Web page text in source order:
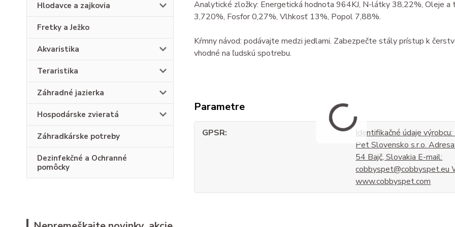
Hlodavce a zajkovia
Fretky a Ježko
Akvaristika
Teraristika
Záhradné jazierka
Hospodárske zvieratá
Záhradkárske potreby
Dezinfekčné a Ochranné
pomôcky
Analytické zložky: Energetická hodnota 964KJ, N-látky 38,22%, Oleje
3,720%, Fosfor 0,27%, Vlhkosť 13%, Popol 7,88%.
Kŕmny návod: podávajte medzi jedlami. Zabezpečte stály prístup k
vhodné na ľudskú spotrebu.
Parametre
GPSR
Identifikačné údaje
Pet Slovensko s.r.o.
54 Bajč, Slovakia E-mail:
cobbyspet@cobbyspet.eu
www.cobbyspet.com